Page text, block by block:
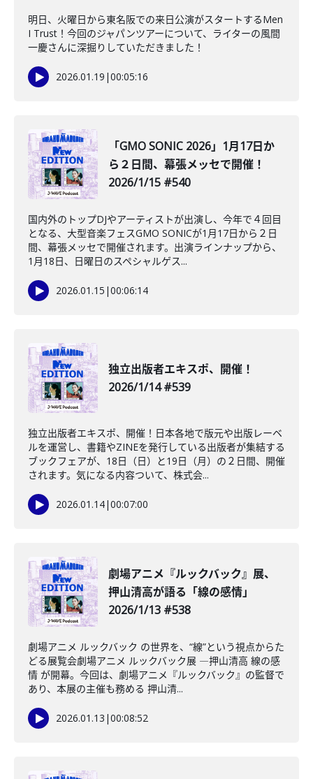
明日、火曜日から東名阪での来日公演がスタートするMen
I Trust！今回のジャパンツアーについて、ライターの風間
一慶さんに深掘りしていただきました！
2026.01.19 |00:05:16
「GMO SONIC 2026」1月17日か
ら２日間、幕張メッセで開催！
2026/1/15 #540
国内外のトップDJやアーティストが出演し、今年で４回目
となる、大型音楽フェスGMO SONICが1月17日から２日
間、幕張メッセで開催されます。出演ラインナップから、
1月18日、日曜日のスペシャルゲス...
2026.01.15 |00:06:14
独立出版者エキスポ、開催！
2026/1/14 #539
独立出版者エキスポ、開催！日本各地で版元や出版レーベ
ルを運営し、書籍やZINEを発行している出版者が集結する
ブックフェアが、18日（日）と19日（月）の２日間、開催
されます。気になる内容ついて、株式会...
2026.01.14|00:07:00
劇場アニメ『ルックバック』展、
押山清高が語る「線の感情」
2026/1/13 #538
劇場アニメ ルックバック の世界を、“線”という視点からた
どる展覧会劇場アニメ ルックバック展 ―押山清高 線の感
情 が開幕。今回は、劇場アニメ『ルックバック』の監督で
あり、本展の主催も務める 押山清...
2026.01.13 |00:08:52